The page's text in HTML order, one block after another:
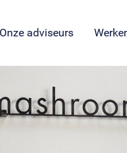
Onze adviseurs